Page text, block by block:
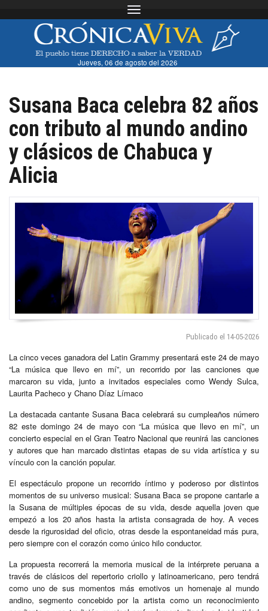
Toggle navigation
Jueves, 06 de agosto del 2026
Susana Baca celebra 82 años
con tributo al mundo andino
y clásicos de Chabuca y
Alicia
Publicado el 14-05-2026
La cinco veces ganadora del Latin Grammy presentará este 24 de mayo
“La música que llevo en mí”, un recorrido por las canciones que
marcaron su vida, junto a invitados especiales como Wendy Sulca,
Laurita Pacheco y Chano Díaz Límaco
La destacada cantante Susana Baca celebrará su cumpleaños número
82 este domingo 24 de mayo con “La música que llevo en mí”, un
concierto especial en el Gran Teatro Nacional que reunirá las canciones
y autores que han marcado distintas etapas de su vida artística y su
vínculo con la canción popular.
El espectáculo propone un recorrido íntimo y poderoso por distintos
momentos de su universo musical: Susana Baca se propone cantarle a
la Susana de múltiples épocas de su vida, desde aquella joven que
empezó a los 20 años hasta la artista consagrada de hoy. A veces
desde la rigurosidad del oficio, otras desde la espontaneidad más pura,
pero siempre con el corazón como único hilo conductor.
La propuesta recorrerá la memoria musical de la intérprete peruana a
través de clásicos del repertorio criollo y latinoamericano, pero tendrá
como uno de sus momentos más emotivos un homenaje al mundo
andino, segmento concebido por la artista como un reconocimiento